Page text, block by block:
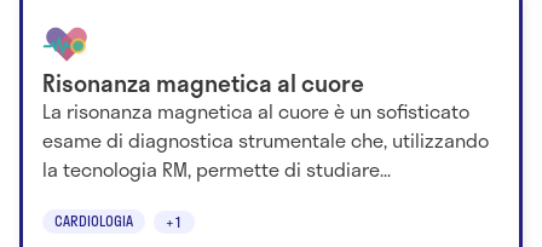
Risonanza magnetica al cuore
La risonanza magnetica al cuore è un sofisticato
esame di diagnostica strumentale che, utilizzando
la tecnologia RM, permette di studiare...
CARDIOLOGIA +1